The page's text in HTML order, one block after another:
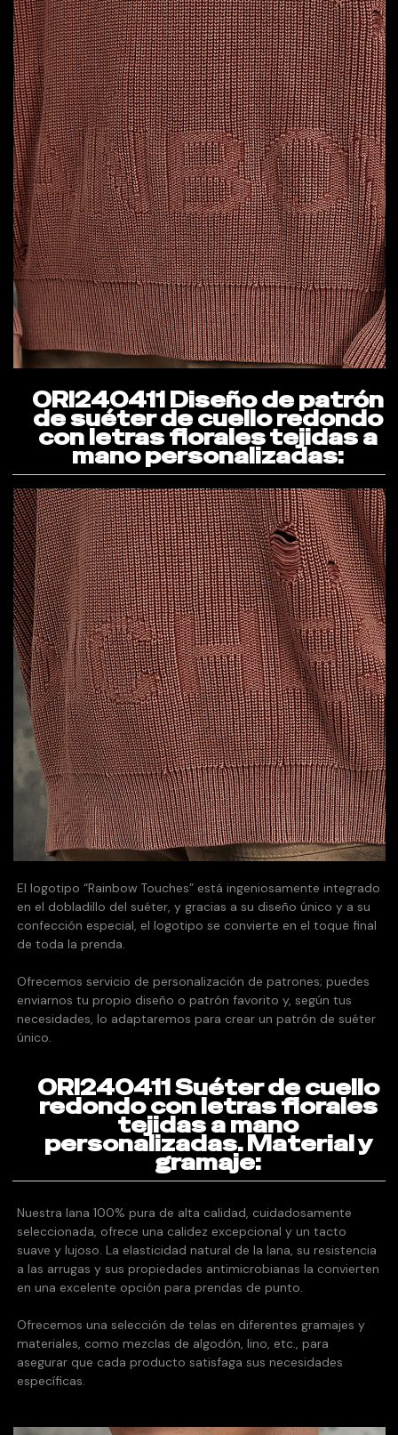
ORI240411 Diseño de patrón
de suéter de cuello redondo
con letras florales tejidas a
mano personalizadas:
El logotipo “Rainbow Touches” está ingeniosamente integrado
en el dobladillo del suéter, y gracias a su diseño único y a su
confección especial, el logotipo se convierte en el toque final
de toda la prenda.
Ofrecemos servicio de personalización de patrones; puedes
enviarnos tu propio diseño o patrón favorito y, según tus
necesidades, lo adaptaremos para crear un patrón de suéter
único.
ORI240411 Suéter de cuello
redondo con letras florales
tejidas a mano
personalizadas. Material y
gramaje:
Nuestra lana 100% pura de alta calidad, cuidadosamente
seleccionada, ofrece una calidez excepcional y un tacto
suave y lujoso. La elasticidad natural de la lana, su resistencia
a las arrugas y sus propiedades antimicrobianas la convierten
en una excelente opción para prendas de punto.
Ofrecemos una selección de telas en diferentes gramajes y
materiales, como mezclas de algodón, lino, etc., para
asegurar que cada producto satisfaga sus necesidades
específicas.